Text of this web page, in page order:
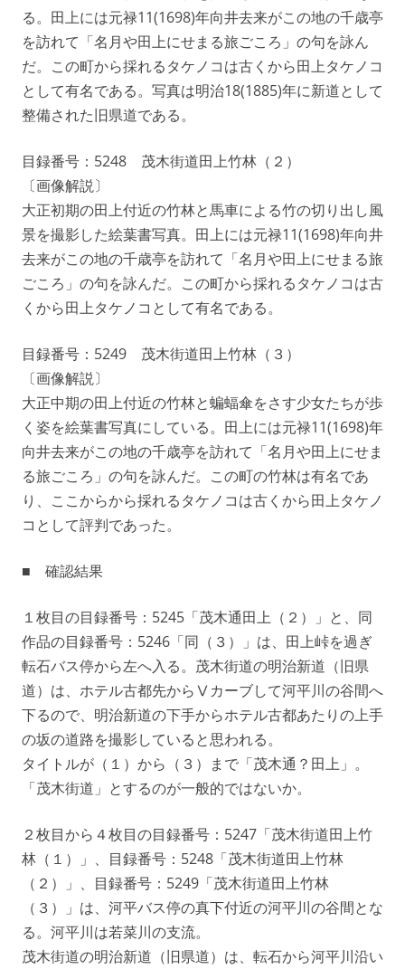
る。田上には元禄11(1698)年向井去来がこの地の千歳亭
を訪れて「名月や田上にせまる旅ごころ」の句を詠ん
だ。この町から採れるタケノコは古くから田上タケノコ
として有名である。写真は明治18(1885)年に新道として
整備された旧県道である。
目録番号：5248 茂木街道田上竹林（２）
〔画像解説〕
大正初期の田上付近の竹林と馬車による竹の切り出し風
景を撮影した絵葉書写真。田上には元禄11(1698)年向井
去来がこの地の千歳亭を訪れて「名月や田上にせまる旅
ごころ」の句を詠んだ。この町から採れるタケノコは古
くから田上タケノコとして有名である。
目録番号：5249 茂木街道田上竹林（３）
〔画像解説〕
大正中期の田上付近の竹林と蝙蝠傘をさす少女たちが歩
く姿を絵葉書写真にしている。田上には元禄11(1698)年
向井去来がこの地の千歳亭を訪れて「名月や田上にせま
る旅ごころ」の句を詠んだ。この町の竹林は有名であ
り、ここからから採れるタケノコは古くから田上タケノ
コとして評判であった。
■ 確認結果
１枚目の目録番号：5245「茂木通田上（２）」と、同
作品の目録番号：5246「同（３）」は、田上峠を過ぎ
転石バス停から左へ入る。茂木街道の明治新道（旧県
道）は、ホテル古都先からⅤカーブして河平川の谷間へ
下るので、明治新道の下手からホテル古都あたりの上手
の坂の道路を撮影していると思われる。
タイトルが（１）から（３）まで「茂木通？田上」。
「茂木街道」とするのが一般的ではないか。
２枚目から４枚目の目録番号：5247「茂木街道田上竹
林（１）」、目録番号：5248「茂木街道田上竹林
（２）」、目録番号：5249「茂木街道田上竹林
（３）」は、河平バス停の真下付近の河平川の谷間とな
る。河平川は若菜川の支流。
茂木街道の明治新道（旧県道）は、転石から河平川沿い